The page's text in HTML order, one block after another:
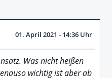
01. April 2021 - 14:36 Uhr
Was nicht heißen
wichtig ist aber ab